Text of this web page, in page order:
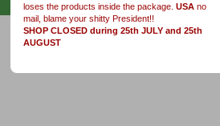
loses the products inside the package. USA no
mail, blame your shitty President!!
SHOP CLOSED during 25th JULY and 25th
AUGUST